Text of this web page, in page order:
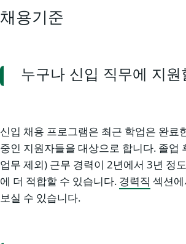
채용기준
누구나 신입 직무에 지원
신입 채용 프로그램은 최근 학업은 완료
중인 지원자들을 대상으로 합니다. 졸업
업무 제외) 근무 경력이 2년에서 3년 정
에 더 적합할 수 있습니다. 경력직 섹션
보실 수 있습니다.